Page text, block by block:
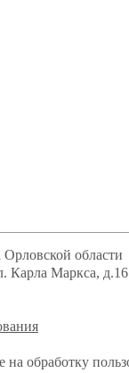
области
Карла Маркса, д.16
обработку